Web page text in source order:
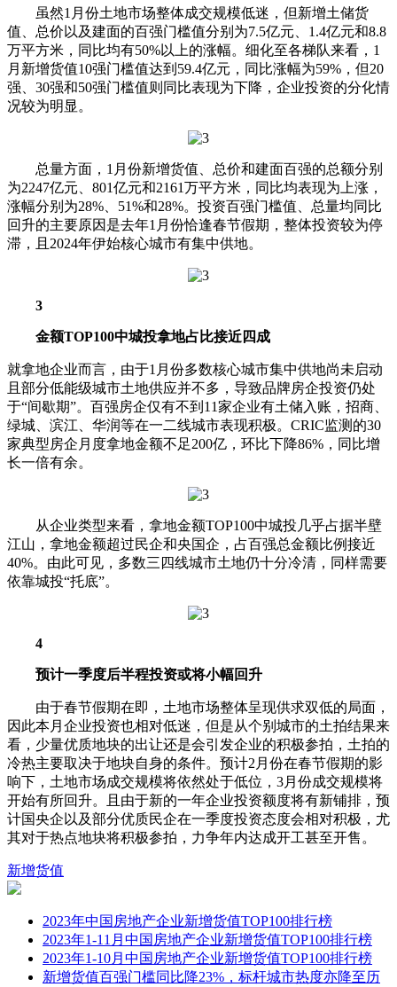
虽然1月份土地市场整体成交规模低迷，但新增土储货
值、总价以及建面的百强门槛值分别为7.5亿元、1.4亿元和8.8
万平方米，同比均有50%以上的涨幅。细化至各梯队来看，1
月新增货值10强门槛值达到59.4亿元，同比涨幅为59%，但20
强、30强和50强门槛值则同比表现为下降，企业投资的分化情
况较为明显。
总量方面，1月份新增货值、总价和建面百强的总额分别
为2247亿元、801亿元和2161万平方米，同比均表现为上涨，
涨幅分别为28%、51%和28%。投资百强门槛值、总量均同比
回升的主要原因是去年1月份恰逢春节假期，整体投资较为停
滞，且2024年伊始核心城市有集中供地。
3
金额TOP100中城投拿地占比接近四成
就拿地企业而言，由于1月份多数核心城市集中供地尚未启动
且部分低能级城市土地供应并不多，导致品牌房企投资仍处
于“间歇期”。百强房企仅有不到11家企业有土储入账，招商、
绿城、滨江、华润等在一二线城市表现积极。CRIC监测的30
家典型房企月度拿地金额不足200亿，环比下降86%，同比增
长一倍有余。
从企业类型来看，拿地金额TOP100中城投几乎占据半壁
江山，拿地金额超过民企和央国企，占百强总金额比例接近
40%。由此可见，多数三四线城市土地仍十分冷清，同样需要
依靠城投“托底”。
4
预计一季度后半程投资或将小幅回升
由于春节假期在即，土地市场整体呈现供求双低的局面，
因此本月企业投资也相对低迷，但是从个别城市的土拍结果来
看，少量优质地块的出让还是会引发企业的积极参拍，土拍的
冷热主要取决于地块自身的条件。预计2月份在春节假期的影
响下，土地市场成交规模将依然处于低位，3月份成交规模将
开始有所回升。且由于新的一年企业投资额度将有新铺排，预
计国央企以及部分优质民企在一季度投资态度会相对积极，尤
其对于热点地块将积极参拍，力争年内达成开工甚至开售。
新增货值
2023年中国房地产企业新增货值TOP100排行榜
2023年1-11月中国房地产企业新增货值TOP100排行榜
2023年1-10月中国房地产企业新增货值TOP100排行榜
新增货值百强门槛同比降23%，标杆城市热度亦降至历